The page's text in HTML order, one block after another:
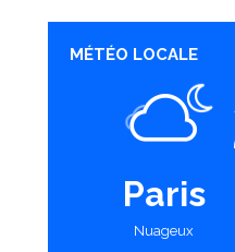
MÉTÉO LOCALE
Paris
Nuageux